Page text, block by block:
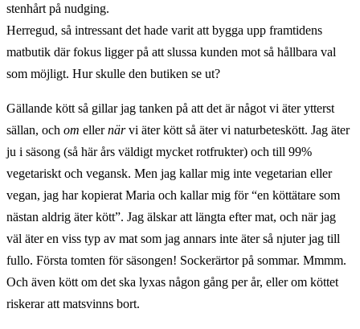
stenhårt på nudging.
Herregud, så intressant det hade varit att bygga upp framtidens
matbutik där fokus ligger på att slussa kunden mot så hållbara val
som möjligt. Hur skulle den butiken se ut?
Gällande kött så gillar jag tanken på att det är något vi äter ytterst
sällan, och om ellernärvi äter kött så äter vi naturbeteskött. Jag äter
ju i säsong (så här års väldigt mycket rotfrukter) och till 99%
vegetariskt och vegansk. Men jag kallar mig inte vegetarian eller
vegan, jag har kopierat Maria och kallar mig för “en köttätare som
nästan aldrig äter kött”. Jag älskar att längta efter mat, och när jag
väl äter en viss typ av mat som jag annars inte äter så njuter jag till
fullo. Första tomten för säsongen! Sockerärtor på sommar. Mmmm.
Och även kött om det ska lyxas någon gång per år, eller om köttet
riskerar att matsvinns bort.